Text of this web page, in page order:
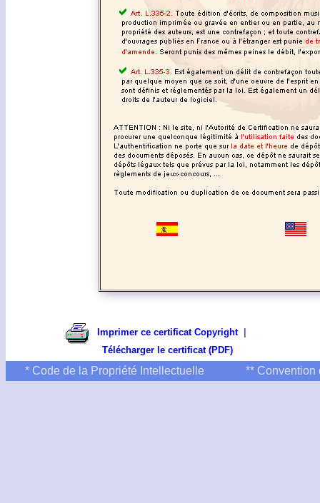
Imprimer ce certificat Copyright|
Télécharger le certificat (PDF)
* Code de la Propriété Intellectuelle ** Convention